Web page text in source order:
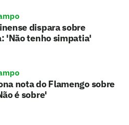
dispara sobre
'Não tenho simpatia'
nota do Flamengo sobre
é sobre'